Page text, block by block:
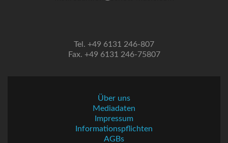
Tel. +49 6131 246-807
Fax. +49 6131 246-75807
Über uns
Mediadaten
Impressum
Informationspflichten
AGBs